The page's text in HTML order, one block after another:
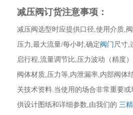
减压阀订货注意事项：
减压阀选型时应提供口径,使用介质,
压力,最大流量/每小时,确定阀门 尺寸,
启行程,流量调节比,压力波动（精度
阀体材质,压力等,内泄漏率,内部阀体
关技术资料.当使用的场合非常重要
供设计图纸和详细参数,由我们的 三